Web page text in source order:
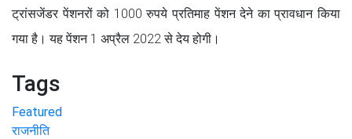
ट्रांसजेंडर पेंशनरों को 1000 रुपये प्रतिमाह पेंशन देने का प्रावधान किया
गया है। यह पेंशन 1 अप्रैल 2022 से देय होगी।
Tags
Featured
राजनीति